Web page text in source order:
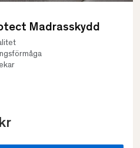
Madrasskydd